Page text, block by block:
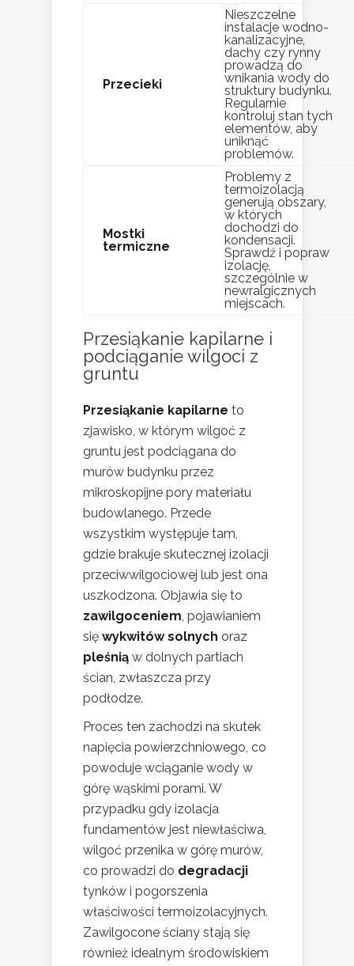
Przecieki
Nieszczelne
instalacje wodno-
kanalizacyjne,
dachy czy rynny
prowadzą do
wnikania wody do
struktury budynku.
Regularnie
kontroluj stan tych
elementów, aby
uniknąć
problemów.
Mostki
termiczne
Problemy z
termoizolacją
generują obszary,
w których
dochodzi do
kondensacji.
Sprawdź i popraw
izolację,
szczególnie w
newralgicznych
miejscach.
Przesiąkanie kapilarne i
podciąganie wilgoci z
gruntu
Przesiąkanie kapilarne to
zjawisko, w którym wilgoć z
gruntu jest podciągana do
murów budynku przez
mikroskopijne pory materiału
budowlanego. Przede
wszystkim występuje tam,
gdzie brakuje skutecznej izolacji
przeciwwilgociowej lub jest ona
uszkodzona. Objawia się to
zawilgoceniem , pojawianiem
się wykwitów solnych oraz
pleśnią w dolnych partiach
ścian, zwłaszcza przy
podłodze.
Proces ten zachodzi na skutek
napięcia powierzchniowego, co
powoduje wciąganie wody w
górę wąskimi porami. W
przypadku gdy izolacja
fundamentów jest niewłaściwa,
wilgoć przenika w górę murów,
co prowadzi do degradacji
tynków i pogorszenia
właściwości termoizolacyjnych.
Zawilgocone ściany stają się
również idealnym środowiskiem